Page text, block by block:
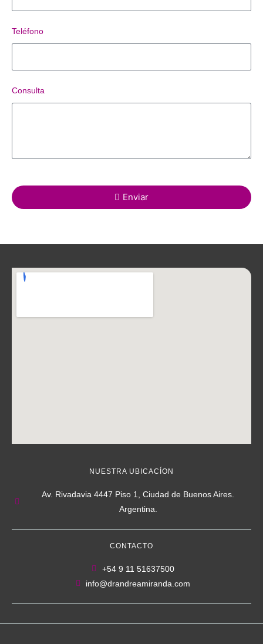
Teléfono
Consulta
Enviar
NUESTRA UBICACÍON
Av. Rivadavia 4447 Piso 1, Ciudad de Buenos Aires.
Argentina.
CONTACTO
+54 9 11 51637500
info@drandreamiranda.com